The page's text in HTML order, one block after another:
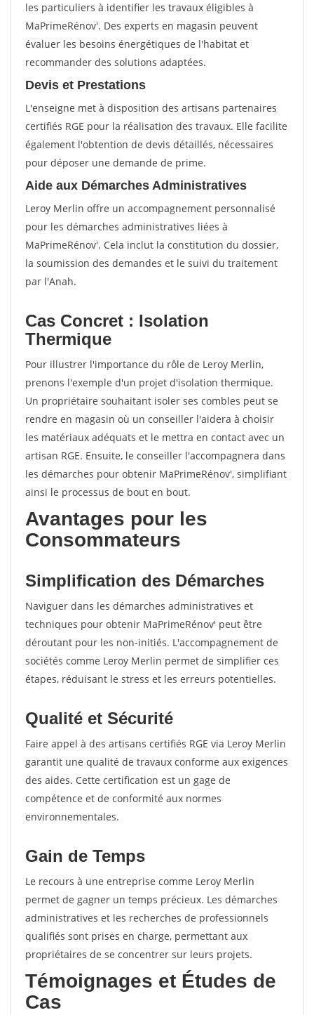
les particuliers à identifier les travaux éligibles à
MaPrimeRénov'. Des experts en magasin peuvent
évaluer les besoins énergétiques de l'habitat et
recommander des solutions adaptées.
Devis et Prestations
L'enseigne met à disposition des artisans partenaires
certifiés RGE pour la réalisation des travaux. Elle facilite
également l'obtention de devis détaillés, nécessaires
pour déposer une demande de prime.
Aide aux Démarches Administratives
Leroy Merlin offre un accompagnement personnalisé
pour les démarches administratives liées à
MaPrimeRénov'. Cela inclut la constitution du dossier,
la soumission des demandes et le suivi du traitement
par l'Anah.
Cas Concret : Isolation
Thermique
Pour illustrer l'importance du rôle de Leroy Merlin,
prenons l'exemple d'un projet d'isolation thermique.
Un propriétaire souhaitant isoler ses combles peut se
rendre en magasin où un conseiller l'aidera à choisir
les matériaux adéquats et le mettra en contact avec un
artisan RGE. Ensuite, le conseiller l'accompagnera dans
les démarches pour obtenir MaPrimeRénov', simplifiant
ainsi le processus de bout en bout.
Avantages pour les
Consommateurs
Simplification des Démarches
Naviguer dans les démarches administratives et
techniques pour obtenir MaPrimeRénov' peut être
déroutant pour les non-initiés. L'accompagnement de
sociétés comme Leroy Merlin permet de simplifier ces
étapes, réduisant le stress et les erreurs potentielles.
Qualité et Sécurité
Faire appel à des artisans certifiés RGE via Leroy Merlin
garantit une qualité de travaux conforme aux exigences
des aides. Cette certification est un gage de
compétence et de conformité aux normes
environnementales.
Gain de Temps
Le recours à une entreprise comme Leroy Merlin
permet de gagner un temps précieux. Les démarches
administratives et les recherches de professionnels
qualifiés sont prises en charge, permettant aux
propriétaires de se concentrer sur leurs projets.
Témoignages et Études de
Cas